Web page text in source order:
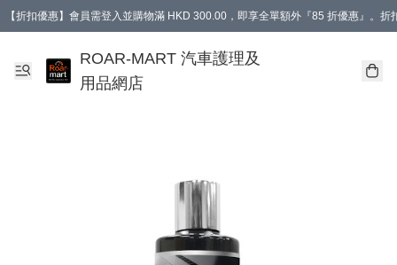
【折扣優惠】會員需登入並購物滿 HKD 300.00，即享全單額外『85 折優惠』。
【會員禮遇】會員消費滿 HKD 400.00，即可獲贈【德國LIQUI MOLY 汽車風口香
ROAR-MART 汽車護理及
用品網店